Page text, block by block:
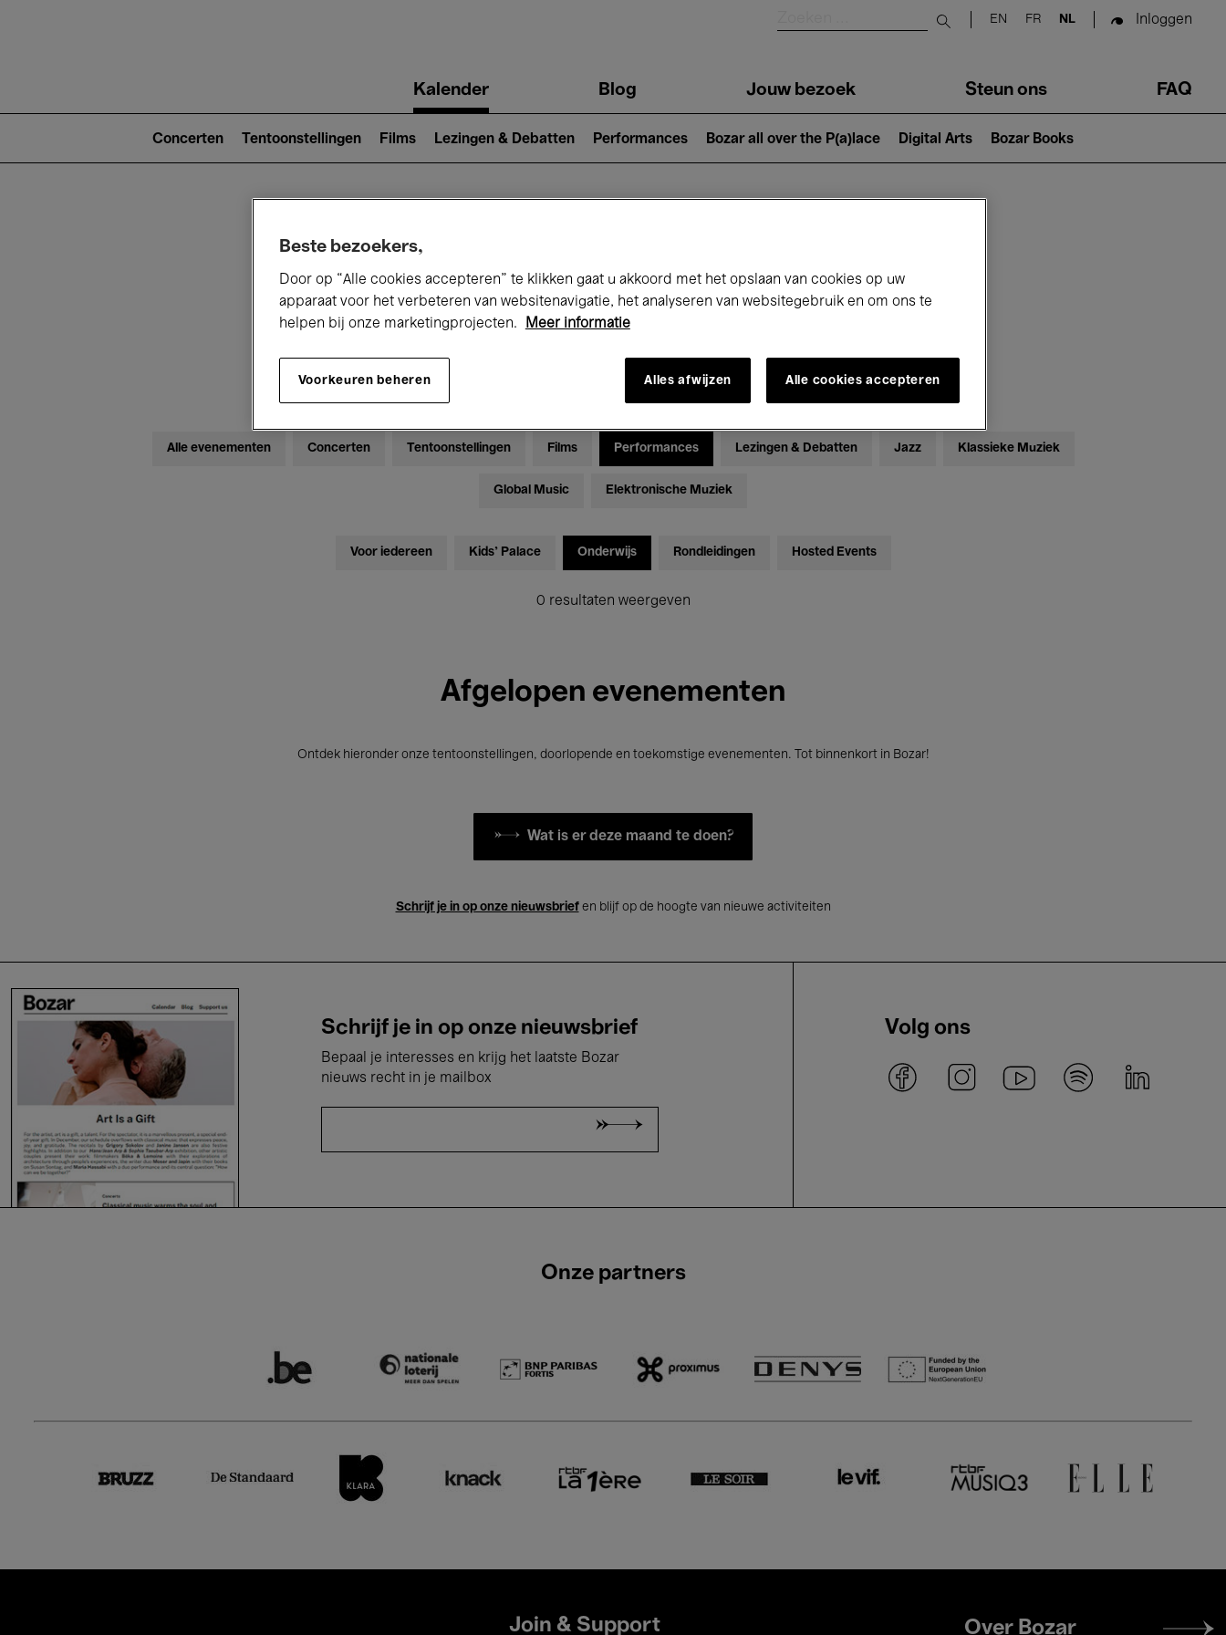
Submit search
EN FR NL Inloggen
navigationKalender Blog Jouw bezoek Steun ons FAQ
2)
Concerten Tentoonstellingen Films Lezingen & Debatten Performances Bozar all over the P(a)lace Digital Arts Bozar Books
Alle evenementen Concerten Tentoonstellingen Films Performances Lezingen & Debatten Jazz Klassieke Muziek
Global Music Elektronische Muziek
Voor iedereen Kids’ Palace Onderwijs Rondleidingen Hosted Events
0 resultaten weergeven
Afgelopen evenementen
Ontdek hieronder onze tentoonstellingen, doorlopende en toekomstige evenementen. Tot binnenkort in Bozar!
Wat is er deze maand te doen?
Schrijf je in op onze nieuwsbriefen blijf op de hoogte van nieuwe activiteiten
Schrijf je in op onze nieuwsbrief
Bepaal je interesses en krijg het laatste Bozar
nieuws recht in je mailbox
Volg ons
Onze partners
Join & Support
Footer
Over Bozar
Beste bezoekers,
Door op “Alle cookies accepteren” te klikken gaat u akkoord met het opslaan van cookies op uw
apparaat voor het verbeteren van websitenavigatie, het analyseren van websitegebruik en om ons te
helpen bij onze marketingprojecten.
Meer informatie
Voorkeuren beheren Alles afwijzen Alle cookies accepteren